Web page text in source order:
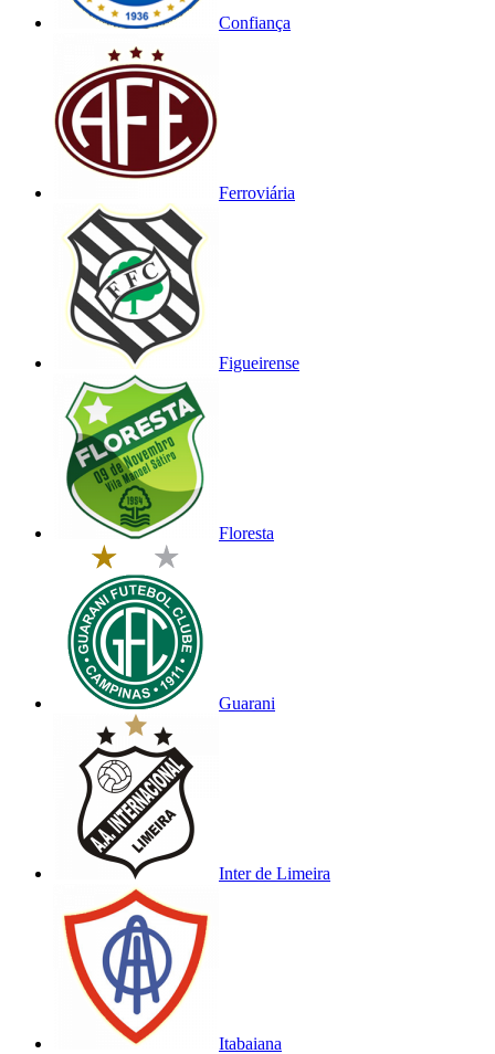
Confiança
Ferroviária
Figueirense
Floresta
Guarani
Inter de Limeira
Itabaiana